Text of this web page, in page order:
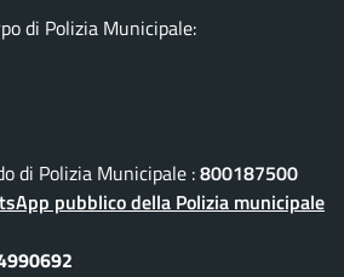
di Polizia Municipale:
di Polizia Municipale :800187500
pubblico della Polizia municipale